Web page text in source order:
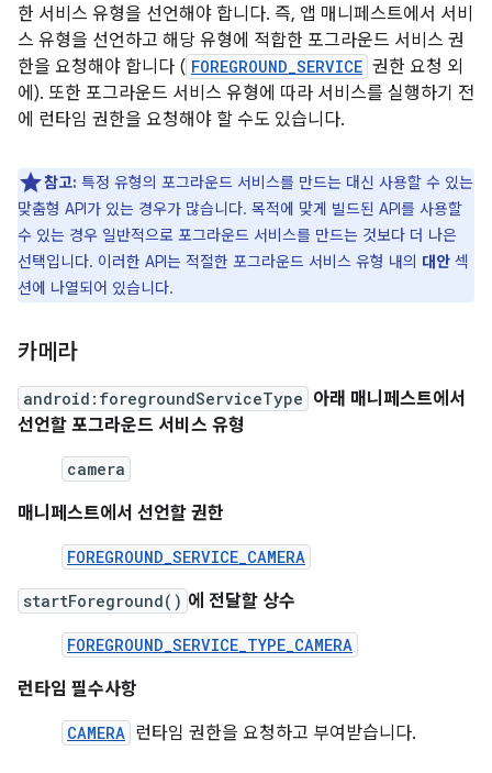
한 서비스 유형을 선언해야 합니다. 즉, 앱 매니페스트에서 서비
스 유형을 선언하고 해당 유형에 적합한 포그라운드 서비스 권
한을 요청해야 합니다 ( FOREGROUND_SERVICE 권한 요청 외
에). 또한 포그라운드 서비스 유형에 따라 서비스를 실행하기 전
에 런타임 권한을 요청해야 할 수도 있습니다.
참고: 특정 유형의 포그라운드 서비스를 만드는 대신 사용할 수 있는
맞춤형 API가 있는 경우가 많습니다. 목적에 맞게 빌드된 API를 사용할
수 있는 경우 일반적으로 포그라운드 서비스를 만드는 것보다 더 나은
선택입니다. 이러한 API는 적절한 포그라운드 서비스 유형 내의 대안 섹
션에 나열되어 있습니다.
카메라
android:foregroundServiceType 아래 매니페스트에서
선언할 포그라운드 서비스 유형
camera
매니페스트에서 선언할 권한
FOREGROUND_SERVICE_CAMERA
startForeground() 에 전달할 상수
FOREGROUND_SERVICE_TYPE_CAMERA
런타임 필수사항
CAMERA 런타임 권한을 요청하고 부여받습니다.